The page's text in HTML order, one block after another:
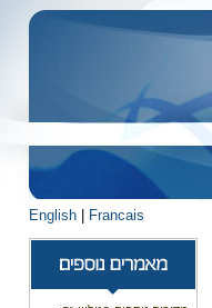
English Francais